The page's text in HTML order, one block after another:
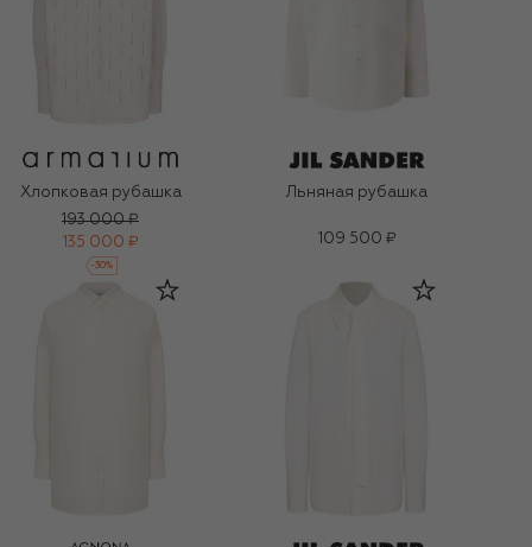
Хлопковая рубашка
193 000 ₽
135 000 ₽
-30%
Льняная рубашка
109 500 ₽